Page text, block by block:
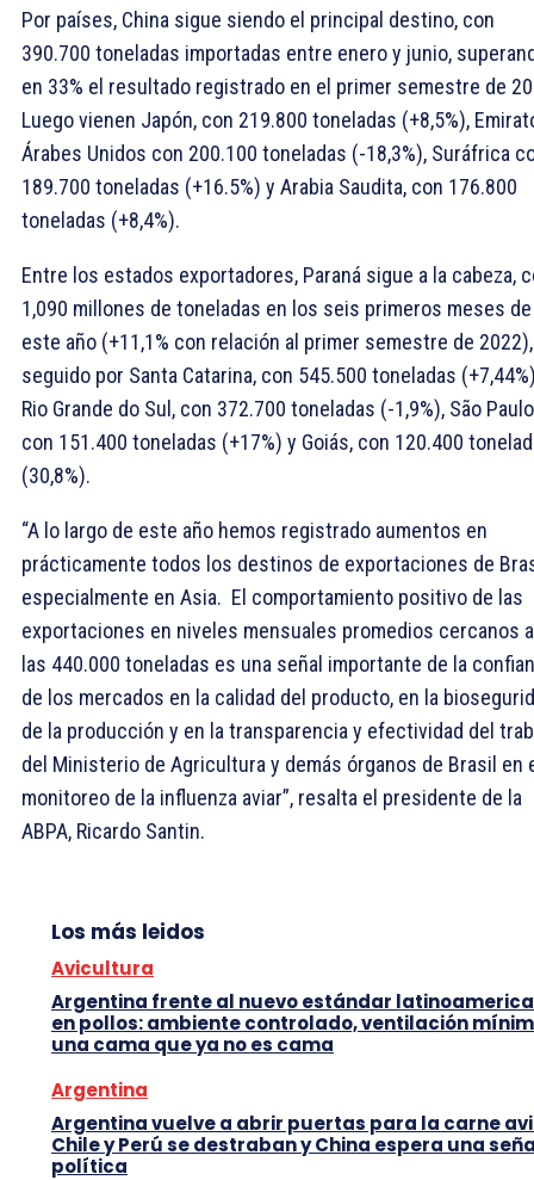
Por países, China sigue siendo el principal destino, con
390.700 toneladas importadas entre enero y junio,
en 33% el resultado registrado en el primer semestre de
Luego vienen Japón, con 219.800 toneladas (+8,5%),
Árabes Unidos con 200.100 toneladas (-18,3%), Suráfrica
189.700 toneladas (+16.5%) y Arabia Saudita, con 176.800
toneladas (+8,4%).
Entre los estados exportadores, Paraná sigue a la cabeza,
1,090 millones de toneladas en los seis primeros meses de
este año (+11,1% con relación al primer semestre de 2022),
seguido por Santa Catarina, con 545.500 toneladas
Rio Grande do Sul, con 372.700 toneladas (-1,9%), São
con 151.400 toneladas (+17%) y Goiás, con 120.400
(30,8%).
“A lo largo de este año hemos registrado aumentos en
prácticamente todos los destinos de exportaciones de
especialmente en Asia. El comportamiento positivo de las
exportaciones en niveles mensuales promedios cercanos a
las 440.000 toneladas es una señal importante de la
de los mercados en la calidad del producto, en la
de la producción y en la transparencia y efectividad del
del Ministerio de Agricultura y demás órganos de Brasil en
monitoreo de la influenza aviar”, resalta el presidente de la
ABPA, Ricardo Santin.
Los más leidos
Avicultura
Argentina frente al nuevo estándar
en pollos: ambiente controlado, ventilación
una cama que ya no es cama
Argentina
Argentina vuelve a abrir puertas para la carne
Chile y Perú se destraban y China espera una
política